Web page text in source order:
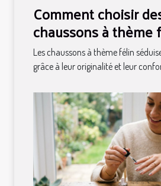
Comment choisir
chaussons à thème
toute la famille ?
Les chaussons à thème félin
grâce à leur originalité et leur